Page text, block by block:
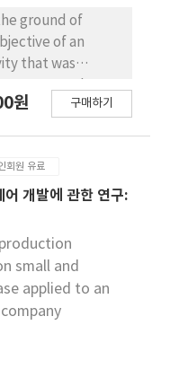
a list of test
and
influence
a prediction
machine (SVM)
conditions.
on intelligent
It gave a high
provided robust
to
Finally, we
about marginal
factors and
factors.
ground of
of an
that was
of this
4M analysis and
method for
analysis via
of separate
activity is
indicating what is
process
Sigma
of various
원 구매하기
회원 유료
개발에 관한 연구:
small and
applied to an